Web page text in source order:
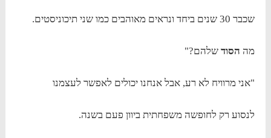
שכבר 30 שנים ביחד ונראים מאוהבים כמו שני תיכוניסטים.
מה הסוד שלהם?"
"אני מרוויח לא רע, אבל אנחנו יכולים לאפשר לעצמנו
לנסוע רק לחופשה משפחתית ביוון פעם בשנה.